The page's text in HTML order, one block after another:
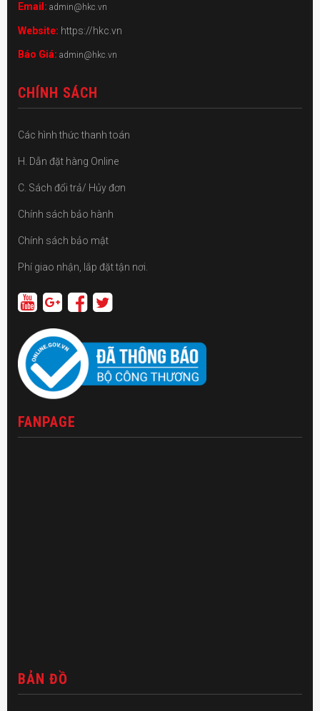
Email: admin@hkc.vn
Website: https://hkc.vn
Báo Giá: admin@hkc.vn
CHÍNH SÁCH
Các hình thức thanh toán
H. Dẫn đặt hàng Online
C. Sách đổi trả/ Hủy đơn
Chính sách bảo hành
Chính sách bảo mật
Phí giao nhận, lắp đặt tận nơi.
FANPAGE
BẢN ĐỒ